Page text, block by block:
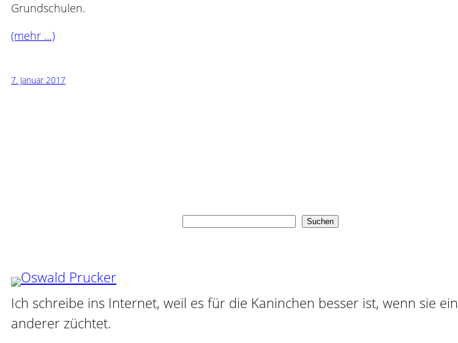
Grundschulen.
(mehr …)
7. Januar 2017
Suchen
Ich schreibe ins Internet, weil es für die Kaninchen besser ist, wenn sie ein
anderer züchtet.